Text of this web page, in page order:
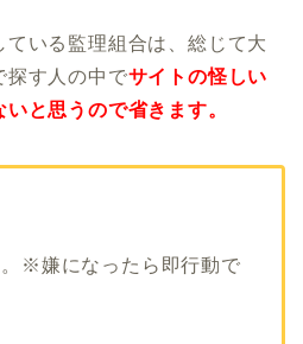
いる監理組合は、総じて大
探す人の中でサイトの怪しい
と思うので省きます。
。※嫌になったら即行動で